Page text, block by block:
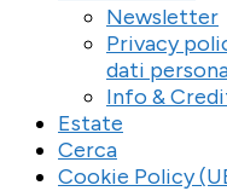
Newsletter
Privacy
dati
Info &
Estate
Cerca
Cookie Policy